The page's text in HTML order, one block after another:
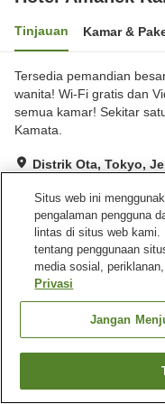
Tinjauan Kamar &
Tersedia pemandian
wanita! Wi-Fi gratis dan
semua kamar! Sekitar
Kamata.
Distrik Ota, Tokyo,
Sangat baik
Fasilitas properti
Restoran
Beranda Jepang
Hotel Amanek Kamata Ekimae
Situs web ini
pengalaman pengguna
lintas di situs web
tentang penggunaan
media sosial,
Privasi
Jangan